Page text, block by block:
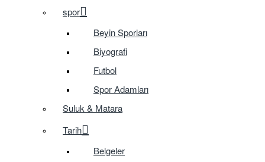
spor
Beyin Sporları
Biyografi
Futbol
Spor Adamları
Suluk & Matara
Tarih
Belgeler